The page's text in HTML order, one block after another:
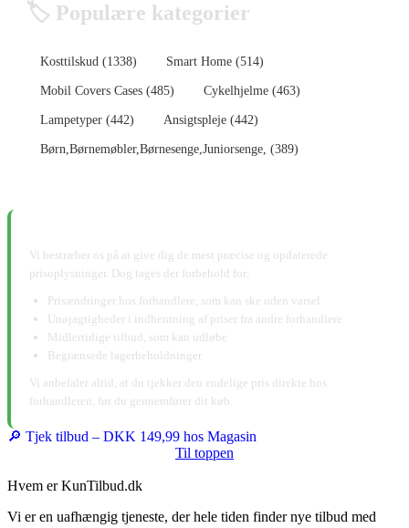
🏷️ Populære kategorier
Kosttilskud (1338) Smart Home (514)
Mobil Covers Cases (485) Cykelhjelme (463)
Lampetyper (442) Ansigtspleje (442)
Børn,Børnemøbler,Børnesenge,Juniorsenge, (389)
Vi bestræber os på at give dig de mest præcise og opdaterede
prisoplysninger. Dog tages der forbehold for:
Prisændringer hos forhandlere, som kan ske uden varsel
Unøjagtigheder i indhentning af priser fra andre forhandlere
Midlertidige tilbud, som kan udløbe
Begrænsede lagerbeholdninger
Vi anbefaler altid, at du tjekker den endelige pris direkte hos
forhandleren, før du gennemfører dit køb.
🔎 Tjek tilbud – DKK 149,99 hos Magasin
Til toppen
Hvem er KunTilbud.dk
Vi er en uafhængig tjeneste, der hele tiden finder nye tilbud med